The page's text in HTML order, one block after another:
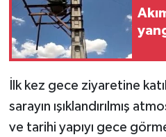
İlk kez gece ziyaretine
sarayın ışıklandırılmış
ve tarihi yapıyı gece